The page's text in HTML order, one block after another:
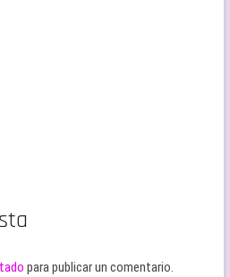
para publicar un comentario.